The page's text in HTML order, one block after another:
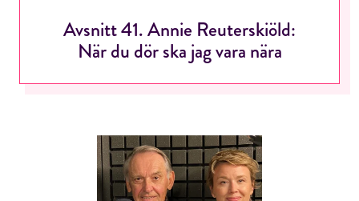
Avsnitt 41. Annie Reuterskiöld:
När du dör ska jag vara nära